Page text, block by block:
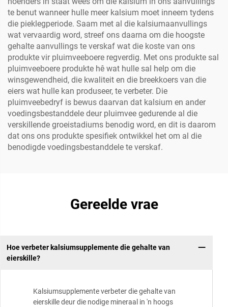
te benut wanneer hulle meer kalsium moet inneem tydens
die pieklegperiode. Saam met al die kalsiumaanvullings
wat vervaardig word, streef ons daarna om die hoogste
gehalte aanvullings te verskaf wat die koste van ons
produkte vir pluimveeboere regverdig. Met ons produkte sal
pluimveeboere produkte hê wat hulle sal help om die
winsgewendheid, die kwaliteit en die breekkoers van die
eiers wat hulle kan produseer, te verbeter. Die
pluimveebedryf is bewus daarvan dat kalsium en ander
voedingsbestanddele deur pluimvee gedurende al die
verskillende groeistadiums benodig word, en dit is daarom
dat ons ons produkte spesifiek ontwikkel het om al die
benodigde voedingsbestanddele te verskaf.
Gereelde vrae
Hoe verbeter kalsiumsupplemente die gehalte van
eierskille?
Kalsiumsupplemente verbeter die gehalte van
eierskille deur die nodige mineraal in 'n hoogs